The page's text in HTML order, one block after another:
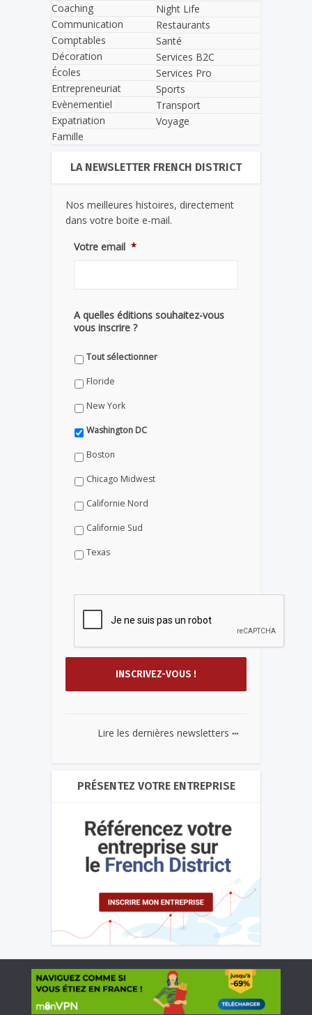
Coaching
Communication
Comptables
Décoration
Écoles
Entrepreneuriat
Evènementiel
Expatriation
Famille
Night Life
Restaurants
Santé
Services B2C
Services Pro
Sports
Transport
Voyage
LA NEWSLETTER FRENCH DISTRICT
Nos meilleures histoires, directement
dans votre boite e-mail.
Votre email *
A quelles éditions souhaitez-vous
vous inscrire ?
Tout sélectionner
Floride
New York
Washington DC
Boston
Chicago Midwest
Californie Nord
Californie Sud
Texas
Lire les dernières newsletters ...
PRÉSENTEZ VOTRE ENTREPRISE